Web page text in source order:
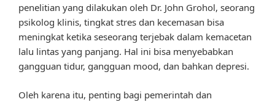
penelitian yang dilakukan oleh Dr. John Grohol, seorang
psikolog klinis, tingkat stres dan kecemasan bisa
meningkat ketika seseorang terjebak dalam kemacetan
lalu lintas yang panjang. Hal ini bisa menyebabkan
gangguan tidur, gangguan mood, dan bahkan depresi.
Oleh karena itu, penting bagi pemerintah dan